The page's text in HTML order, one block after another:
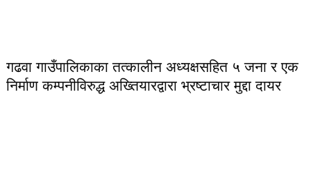
गढवा गाउँपालिकाका तत्कालीन अध्यक्षसहित ५ जना र एक
निर्माण कम्पनीविरुद्ध अख्तियारद्वारा भ्रष्टाचार मुद्दा दायर